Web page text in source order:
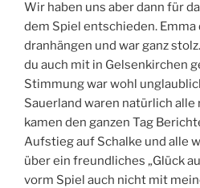
Wir haben uns aber dann für
dem Spiel entschieden. Emma
dranhängen und war ganz
du auch mit in Gelsenkirchen
Stimmung war wohl
Sauerland waren natürlich alle
kamen den ganzen Tag
Aufstieg auf Schalke und alle
über ein freundliches „Glück
vorm Spiel auch nicht mit